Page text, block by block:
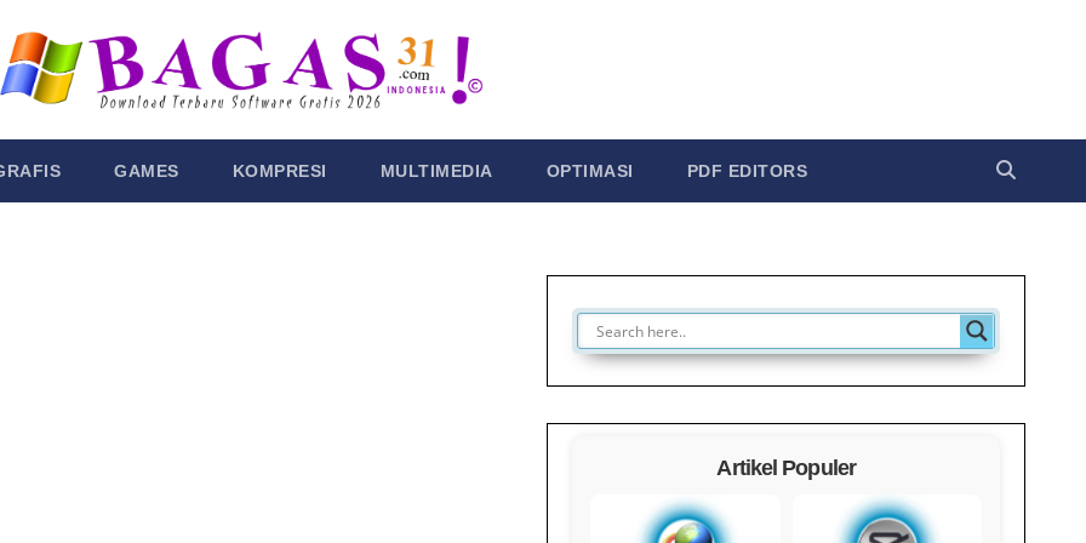
GAMES KOMPRESI MULTIMEDIA OPTIMASI PDF EDITORS
Artikel Populer